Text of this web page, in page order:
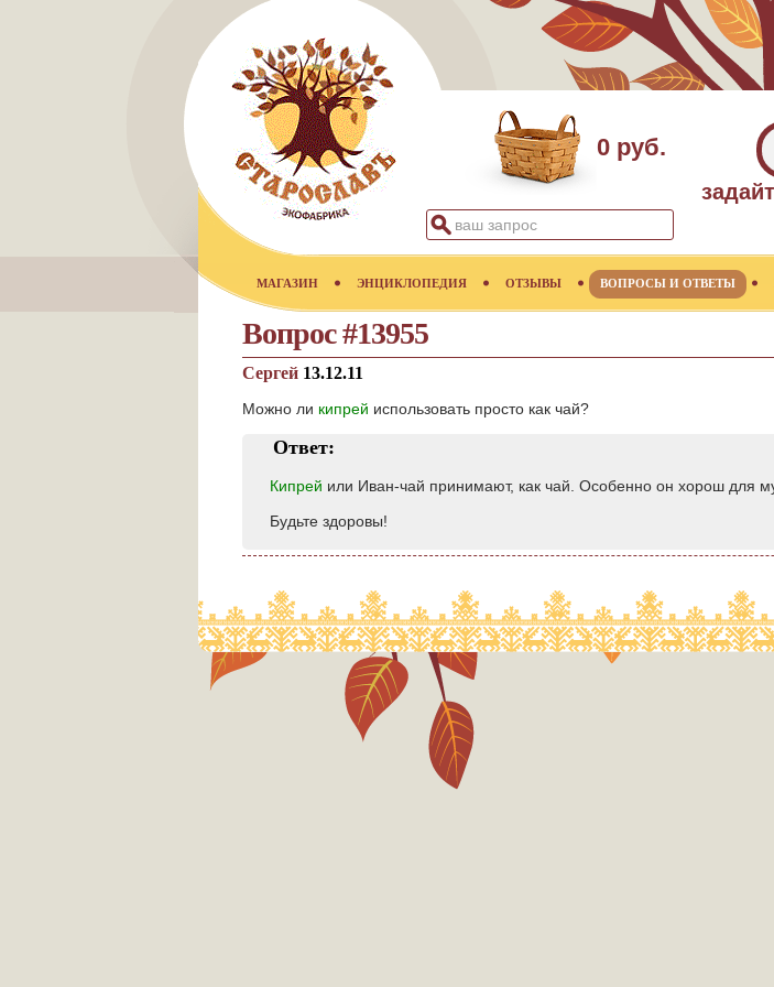
0 руб.
МАГАЗИН ЭНЦИКЛОПЕДИЯ ОТЗЫВЫ ВОПРОСЫ И ОТВЕТЫ
Вопрос #13955
Сергей 13.12.11
Можно ли кипрей использовать просто как чай?
Ответ:
Кипрей или Иван-чай принимают, как чай. Особенно он хорош для
Будьте здоровы!